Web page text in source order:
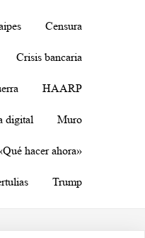
Censura
Crisis bancaria
HAARP
digital Muro
hacer ahora»
Trump